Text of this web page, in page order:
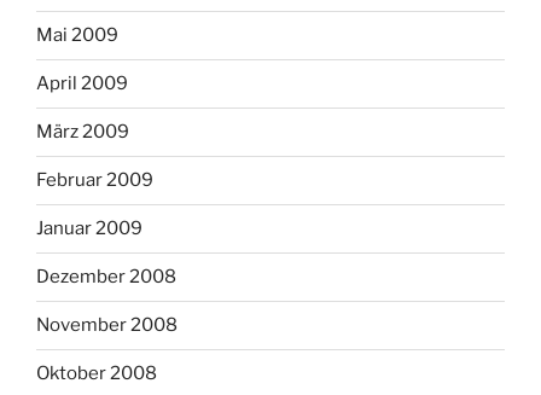
Mai 2009
April 2009
März 2009
Februar 2009
Januar 2009
Dezember 2008
November 2008
Oktober 2008